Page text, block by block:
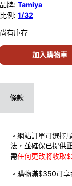
品牌: Tamiya
比例: 1/32
尚有庫存
加入購物車
條款
。網站訂單可選擇
法，並確保已提供
需任何更改將收取
。購物滿$350可